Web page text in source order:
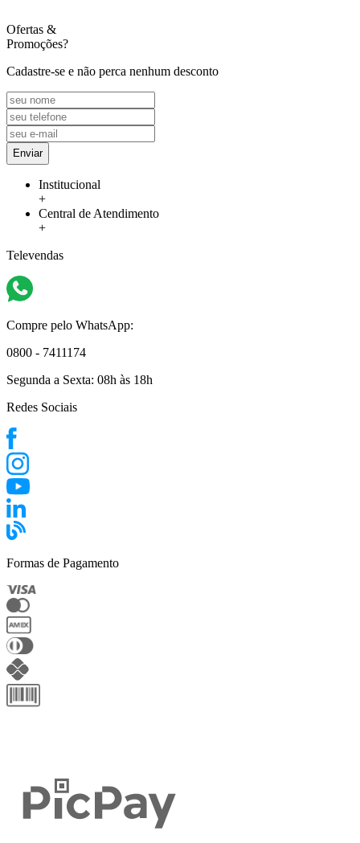
Ofertas &
Promoções?
Cadastre-se e não perca nenhum desconto
Enviar
Institucional
+
Central de Atendimento
+
Televendas
Compre pelo WhatsApp:
0800 - 7411174
Segunda a Sexta: 08h às 18h
Redes Sociais
Formas de Pagamento